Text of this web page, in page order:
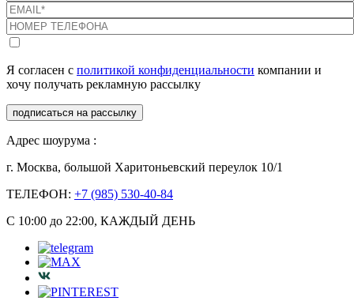
Я согласен с политикой конфиденциальности компании и
хочу получать рекламную рассылку
подписаться на рассылку
Адрес шоурума :
г. Москва, большой Харитоньевский переулок 10/1
ТЕЛЕФОН: +7 (985) 530-40-84
С 10:00 до 22:00, КАЖДЫЙ ДЕНЬ